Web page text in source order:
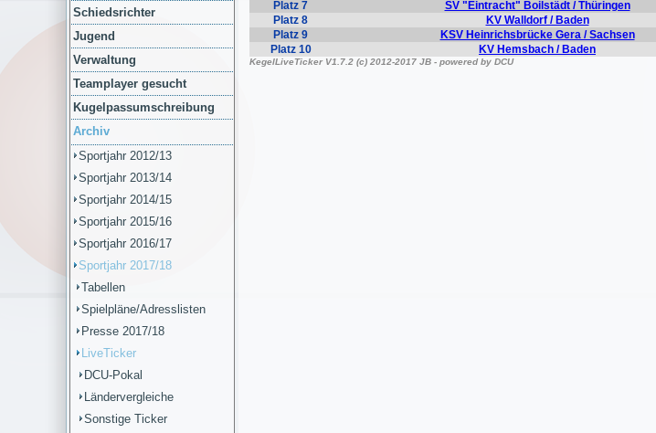
Schiedsrichter
Jugend
Verwaltung
Teamplayer gesucht
Kugelpassumschreibung
Archiv
Sportjahr 2012/13
Sportjahr 2013/14
Sportjahr 2014/15
Sportjahr 2015/16
Sportjahr 2016/17
Sportjahr 2017/18
Tabellen
Spielpläne/Adresslisten
Presse 2017/18
LiveTicker
DCU-Pokal
Ländervergleiche
Sonstige Ticker